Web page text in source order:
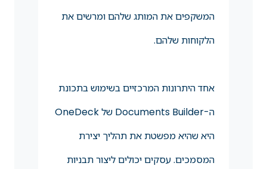
המשקפים את המותג שלהם ומרשים את
הלקוחות שלהם.
אחד היתרונות המרכזיים בשימוש בתכונת
ה-Documents Builder של OneDeck
היא שהיא מפשטת את תהליך יצירת
המסמכים. עסקים יכולים ליצור תבניות